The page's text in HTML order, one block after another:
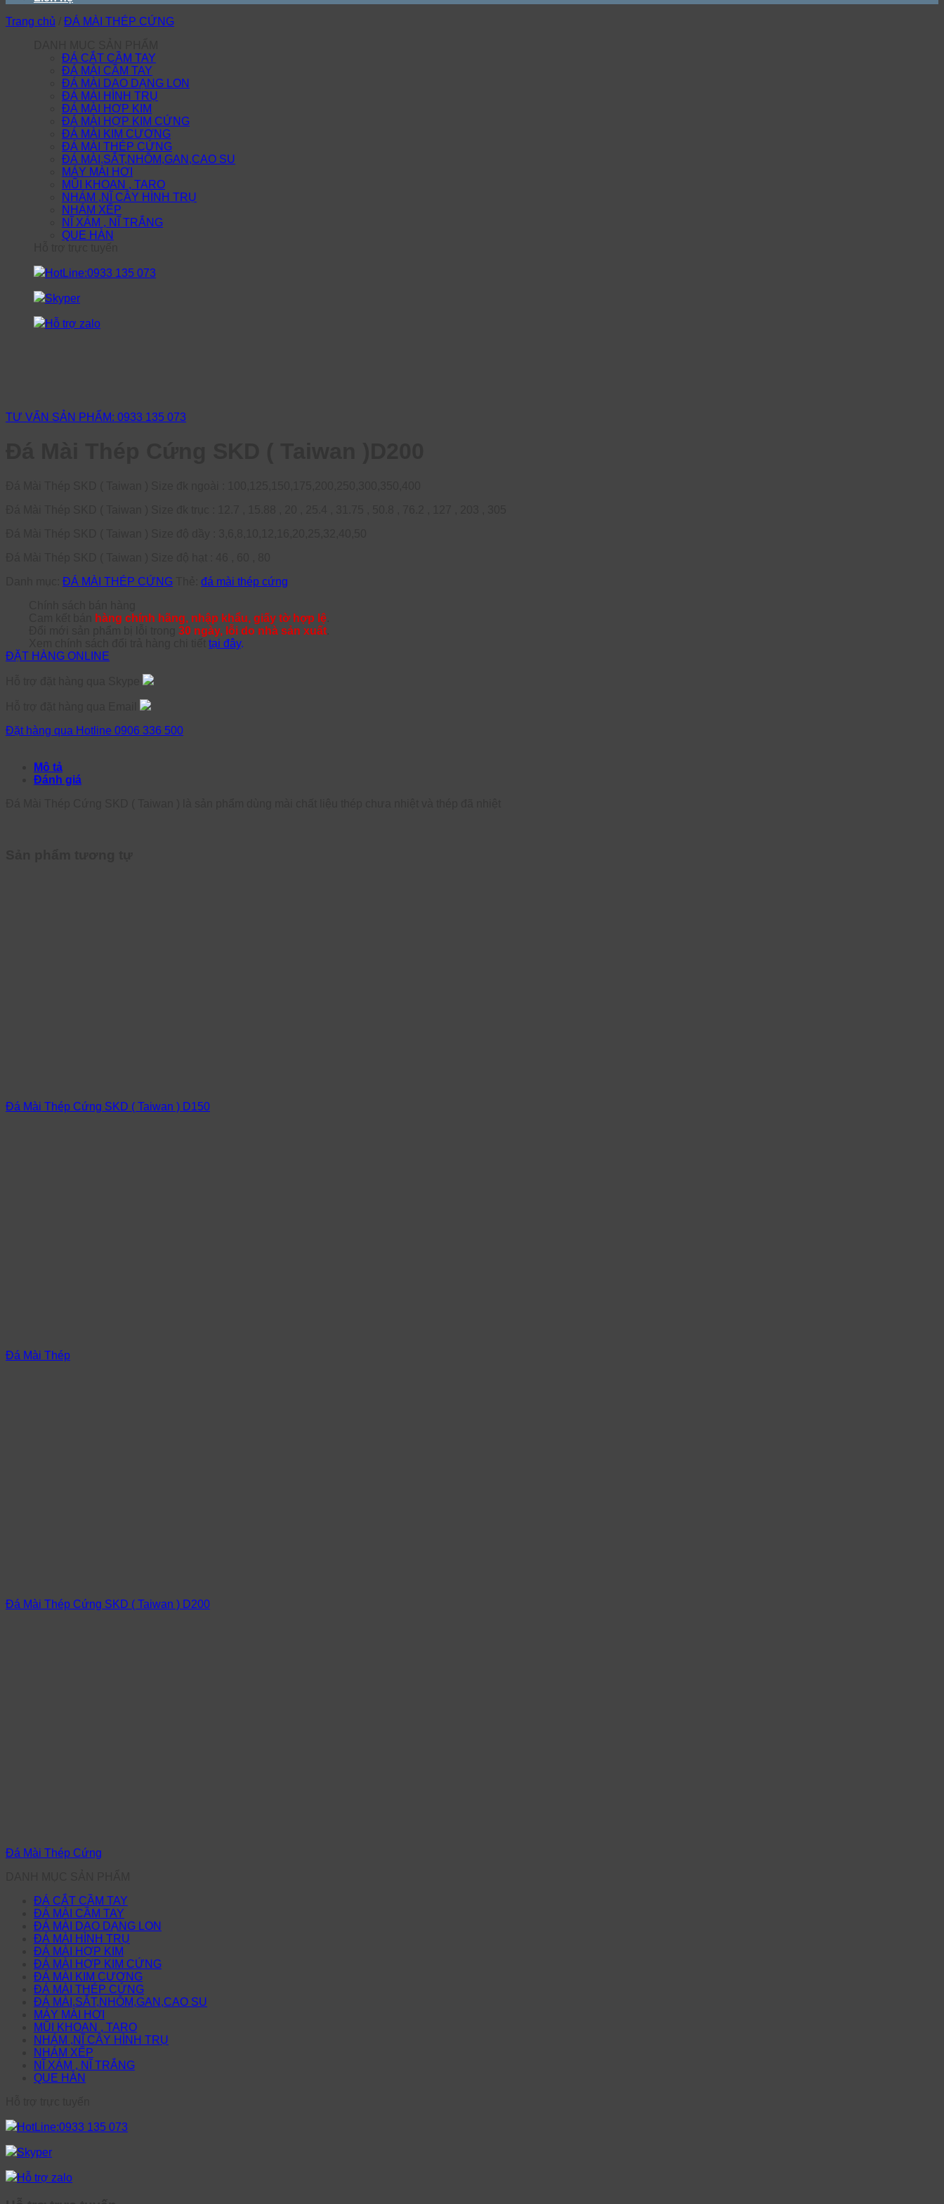
Trang chủ
ĐÁ MÀI THÉP CỨNG
ĐÁ CẮT CẦM TAY
ĐÁ MÀI CẦM TAY
ĐÁ MÀI DAO DẠNG LON
ĐÁ MÀI HÌNH TRỤ
ĐÁ MÀI HỢP KIM
ĐÁ MÀI HỢP KIM CỨNG
ĐÁ MÀI KIM CƯƠNG
ĐÁ MÀI THÉP CỨNG
ĐÁ MÀI,SẮT,NHÔM,GAN,CAO SU
MÁY MÀI HƠI
MŨI KHOAN , TARO
NHÁM ,NĨ CÂY HÌNH TRỤ
NHÁM XẾP
NĨ XÁM , NĨ TRẮNG
QUE HÀN
HotLine:0933 135 073
Skyper
Hỗ trợ zalo
TƯ VẤN SẢN PHẨM: 0933 135 073
ĐÁ MÀI THÉP CỨNG
đá mài thép cứng
hàng chính hãng, nhập khẩu, giấy tờ hợp lệ
30 ngày, lỗi do nhà sản xuất
tại đây.
ĐẶT HÀNG ONLINE
Đặt hàng qua Hotline 0906 336 500
Mô tả
Đánh giá
Đá Mài Thép Cứng SKD ( Taiwan ) D150
Đá Mài Thép
Đá Mài Thép Cứng SKD ( Taiwan ) D200
Đá Mài Thép Cứng
ĐÁ CẮT CẦM TAY
ĐÁ MÀI CẦM TAY
ĐÁ MÀI DAO DẠNG LON
ĐÁ MÀI HÌNH TRỤ
ĐÁ MÀI HỢP KIM
ĐÁ MÀI HỢP KIM CỨNG
ĐÁ MÀI KIM CƯƠNG
ĐÁ MÀI THÉP CỨNG
ĐÁ MÀI,SẮT,NHÔM,GAN,CAO SU
MÁY MÀI HƠI
MŨI KHOAN , TARO
NHÁM ,NĨ CÂY HÌNH TRỤ
NHÁM XẾP
NĨ XÁM , NĨ TRẮNG
QUE HÀN
HotLine:0933 135 073
Skyper
Hỗ trợ zalo